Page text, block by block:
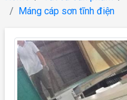
Máng cáp sơn tĩnh điện